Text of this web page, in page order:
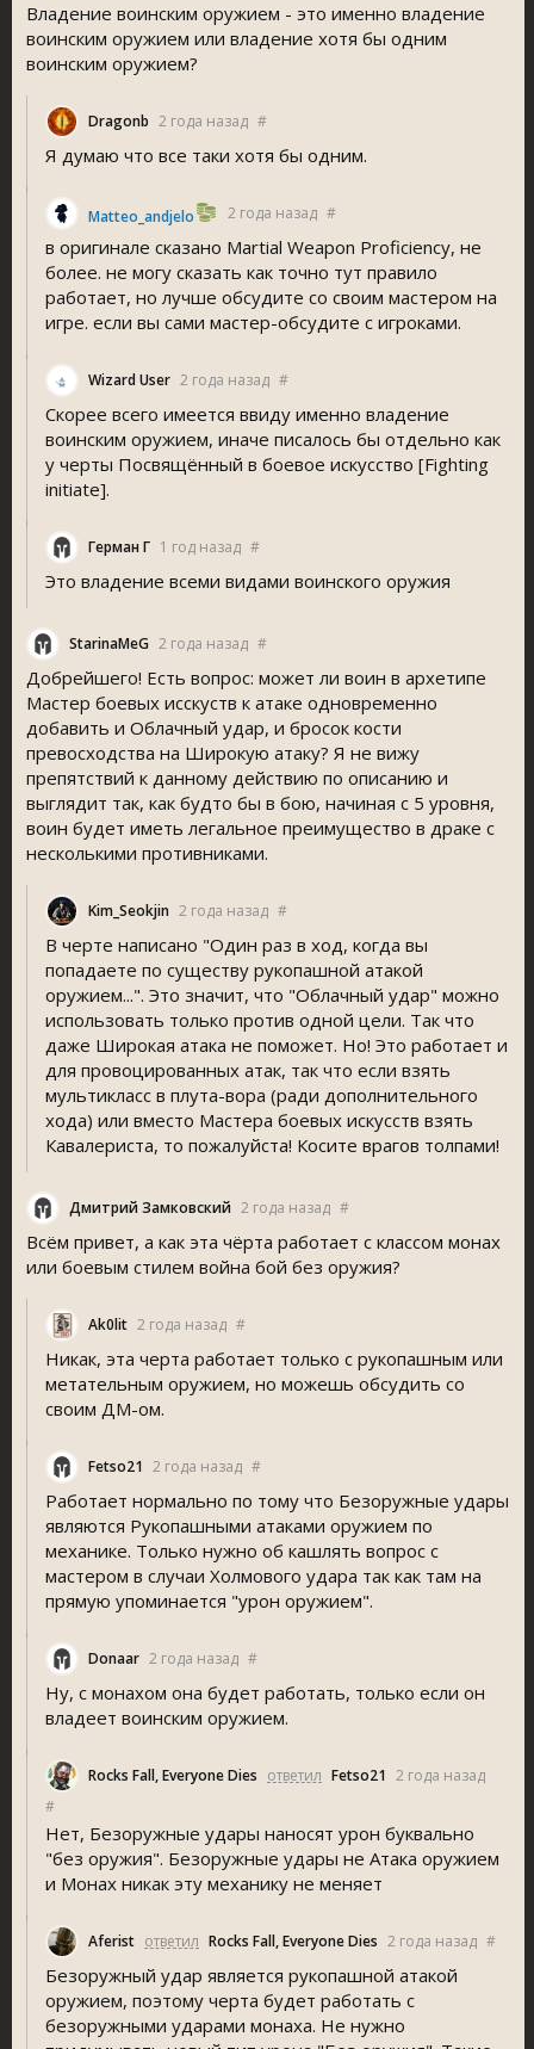
Владение воинским оружием - это именно владение
воинским оружием или владение хотя бы одним
воинским оружием?
Dragonb 2 года назад #
Я думаю что все таки хотя бы одним.
Matteo_andjelo 2 года назад #
в оригинале сказано Martial Weapon Proficiency, не
более. не могу сказать как точно тут правило
работает, но лучше обсудите со своим мастером на
игре. если вы сами мастер-обсудите с игроками.
Wizard User 2 года назад #
Скорее всего имеется ввиду именно владение
воинским оружием, иначе писалось бы отдельно как
у черты Посвящённый в боевое искусство [Fighting
initiate].
Герман Г 1 год назад #
Это владение всеми видами воинского оружия
StarinaMeG 2 года назад #
Добрейшего! Есть вопрос: может ли воин в архетипе
Мастер боевых исскуств к атаке одновременно
добавить и Облачный удар, и бросок кости
превосходства на Широкую атаку? Я не вижу
препятствий к данному действию по описанию и
выглядит так, как будто бы в бою, начиная с 5 уровня,
воин будет иметь легальное преимущество в драке с
несколькими противниками.
Kim_Seokjin 2 года назад #
В черте написано "Один раз в ход, когда вы
попадаете по существу рукопашной атакой
оружием...". Это значит, что "Облачный удар" можно
использовать только против одной цели. Так что
даже Широкая атака не поможет. Но! Это работает и
для провоцированных атак, так что если взять
мультикласс в плута-вора (ради дополнительного
хода) или вместо Мастера боевых искусств взять
Кавалериста, то пожалуйста! Косите врагов толпами!
Дмитрий Замковский 2 года назад #
Всём привет, а как эта чёрта работает с классом монах
или боевым стилем война бой без оружия?
Ak0lit 2 года назад #
Никак, эта черта работает только с рукопашным или
метательным оружием, но можешь обсудить со
своим ДМ-ом.
Fetso21 2 года назад #
Работает нормально по тому что Безоружные удары
являются Рукопашными атаками оружием по
механике. Только нужно об кашлять вопрос с
мастером в случаи Холмового удара так как там на
прямую упоминается "урон оружием".
Donaar 2 года назад #
Ну, с монахом она будет работать, только если он
владеет воинским оружием.
Rocks Fall, Everyone Die ответил Fetso21 2 года назад
#
Нет, Безоружные удары наносят урон буквально
"без оружия". Безоружные удары не Атака оружием
и Монах никак эту механику не меняет
Aferist ответил Rocks Fall, Everyone Die 2 года назад #
Безоружный удар является рукопашной атакой
оружием, поэтому черта будет работать с
безоружными ударами монаха. Не нужно